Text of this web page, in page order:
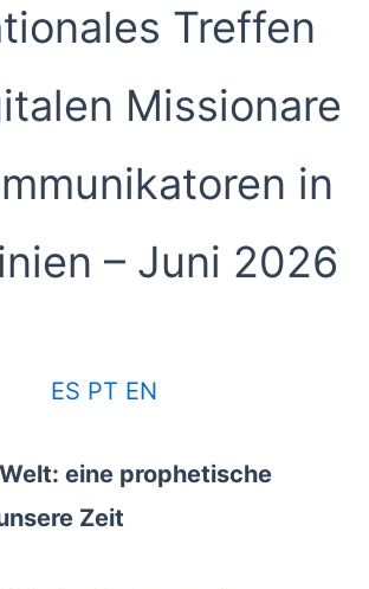
Treffen
Missionare
in
– Juni 2026
ES PT EN
eine prophetische
Zeit